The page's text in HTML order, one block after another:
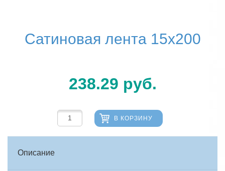
Сатиновая лента 15х200
238.29 руб.
В КОРЗИНУ
Описание